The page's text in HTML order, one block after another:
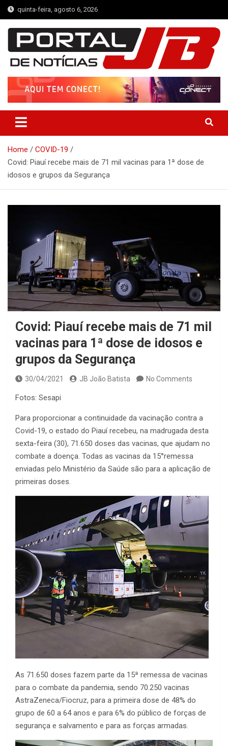
Skip
to
content
quinta-feira, agosto 6, 2026
Portal de Notícias JB
Notícias de Simplício Mendes e Região
Home
COVID-19
Covid: Piauí recebe mais de 71 mil vacinas para 1ª dose de
idosos e grupos da Segurança
Covid: Piauí recebe mais de 71 mil
vacinas para 1ª dose de idosos e
grupos da Segurança
30/04/2021 JB João Batista No Comments
Fotos: Sesapi
Para proporcionar a continuidade da vacinação contra a
Covid-19, o estado do Piauí recebeu, na madrugada desta
sexta-feira (30), 71.650 doses das vacinas, que ajudam no
combate a doença. Todas as vacinas da 15°remessa
enviadas pelo Ministério da Saúde são para a aplicação de
primeiras doses.
As 71.650 doses fazem parte da 15ª remessa de vacinas
para o combate da pandemia, sendo 70.250 vacinas
AstraZeneca/Fiocruz, para a primeira dose de 48% do
grupo de 60 a 64 anos e para 6% do público de forças de
segurança e salvamento e para as forças armadas.